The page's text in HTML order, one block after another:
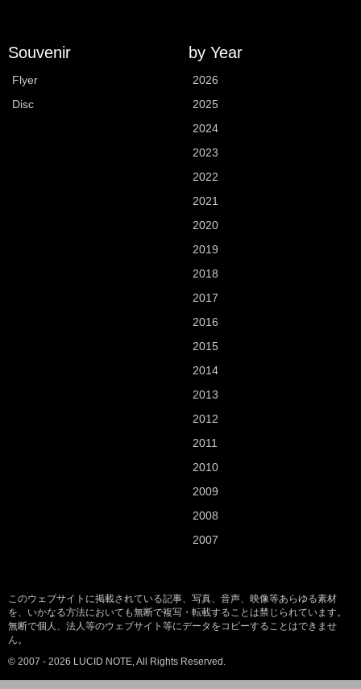
Souvenir
Flyer
Disc
by Year
2026
2025
2024
2023
2022
2021
2020
2019
2018
2017
2016
2015
2014
2013
2012
2011
2010
2009
2008
2007
このウェブサイトに掲載されている記事、写真、音声、映像等あらゆる素材
を、いかなる方法においても無断で複写・転載することは禁じられています。
無断で個人、法人等のウェブサイト等にデータをコピーすることはできませ
ん。
© 2007 - 2026 LUCID NOTE, All Rights Reserved.